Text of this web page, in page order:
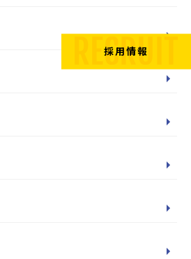
採用情報